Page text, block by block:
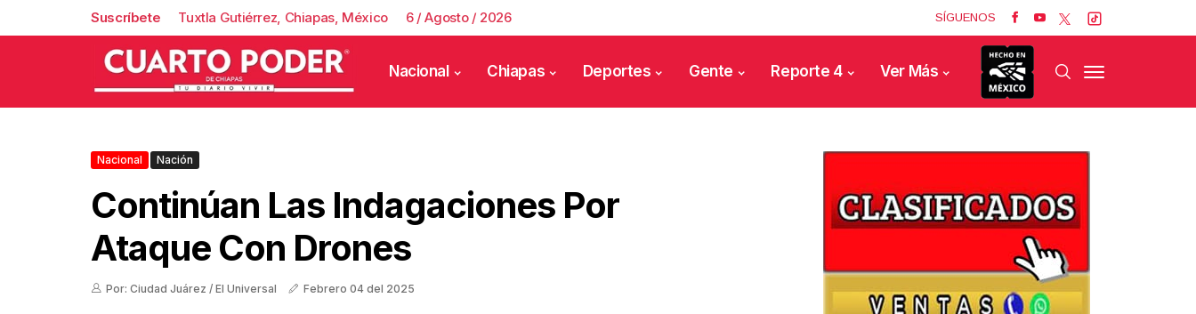
Suscríbete Tuxtla Gutiérrez, Chiapas, México 6 / Agosto / 2026 SÍGUENOS
Nacional Chiapas Deportes Gente Reporte 4 Ver Más
Nacional Nación
Continúan Las Indagaciones Por
Ataque Con Drones
Por: Ciudad Juárez / El Universal Febrero 04 del 2025